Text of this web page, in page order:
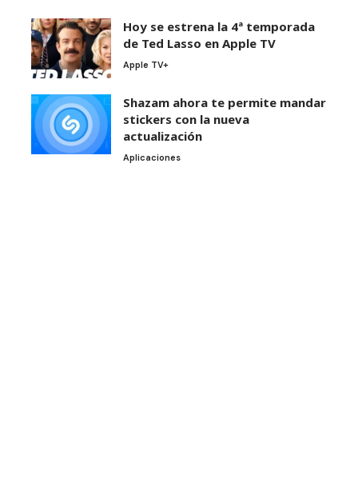
Hoy se estrena la 4ª temporada
de Ted Lasso en Apple TV
Apple TV+
Shazam ahora te permite mandar
stickers con la nueva
actualización
Aplicaciones